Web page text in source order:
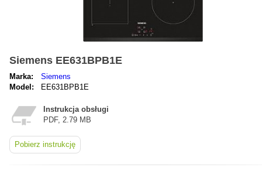
Siemens EE631BPB1E
Marka:
Siemens
Model:
EE631BPB1E
Instrukcja obsługi
PDF, 2.79 MB
Pobierz instrukcję